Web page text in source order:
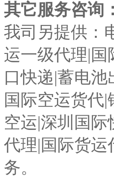
其它服务咨询：
我司另提供：
运一级代理|国
口快递|蓄电
国际空运货代
空运|深圳国
代理|国际货运
务。